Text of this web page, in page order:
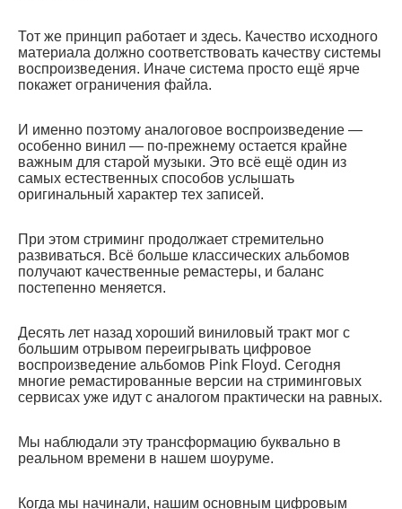
Тот же принцип работает и здесь. Качество исходного
материала должно соответствовать качеству системы
воспроизведения. Иначе система просто ещё ярче
покажет ограничения файла.
И именно поэтому аналоговое воспроизведение —
особенно винил — по-прежнему остается крайне
важным для старой музыки. Это всё ещё один из
самых естественных способов услышать
оригинальный характер тех записей.
При этом стриминг продолжает стремительно
развиваться. Всё больше классических альбомов
получают качественные ремастеры, и баланс
постепенно меняется.
Десять лет назад хороший виниловый тракт мог с
большим отрывом переигрывать цифровое
воспроизведение альбомов Pink Floyd. Сегодня
многие ремастированные версии на стриминговых
сервисах уже идут с аналогом практически на равных.
Мы наблюдали эту трансформацию буквально в
реальном времени в нашем шоуруме.
Когда мы начинали, нашим основным цифровым